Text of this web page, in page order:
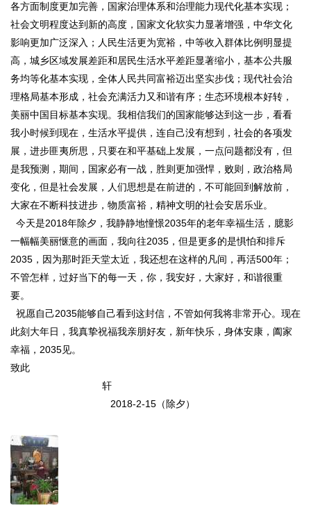
各方面制度更加完善，国家治理体系和治理能力现代化基本实现；
社会文明程度达到新的高度，国家文化软实力显著增强，中华文化
影响更加广泛深入；人民生活更为宽裕，中等收入群体比例明显提
高，城乡区域发展差距和居民生活水平差距显著缩小，基本公共服
务均等化基本实现，全体人民共同富裕迈出坚实步伐；现代社会治
理格局基本形成，社会充满活力又和谐有序；生态环境根本好转，
美丽中国目标基本实现。我相信我们的国家能够达到这一步，看看
我小时候到现在，生活水平提供，连自己没有想到，社会的各项发
展，进步匪夷所思，只要在和平基础上发展，一点问题都没有，但
是我预测，期间，国家必有一战，胜则更加强悍，败则，政治格局
变化，但是社会发展，人们思想是在前进的，不可能回到解放前，
大家在不断科技进步，物质富裕，精神文明的社会安居乐业。
今天是2018年除夕，我静静地憧憬2035年的老年幸福生活，臆影
一幅幅美丽惬意的画面，我向往2035，但是更多的是惧怕和排斥
2035，因为那时距天堂太近，我还想在这样的凡间，再活500年；
不管怎样，过好当下的每一天，你，我安好，大家好，和谐很重
要。
祝愿自己2035能够自己看到这封信，不管如何我将非常开心。现在
此刻大年日，我真挚祝福我亲朋好友，新年快乐，身体安康，阖家
幸福，2035见。
致此
轩
2018-2-15（除夕）